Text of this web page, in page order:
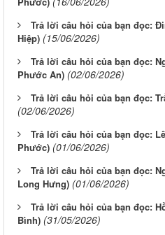
Trả lời câu hỏi của bạn đọc:
Hiệp) (15/06/2026)
Trả lời câu hỏi của bạn đọc:
Phước An) (02/06/2026)
Trả lời câu hỏi của bạn đọc:
(02/06/2026)
Trả lời câu hỏi của bạn đọc:
Phước) (01/06/2026)
Trả lời câu hỏi của bạn đọc:
Long Hưng) (01/06/2026)
Trả lời câu hỏi của bạn đọc:
Bình) (31/05/2026)